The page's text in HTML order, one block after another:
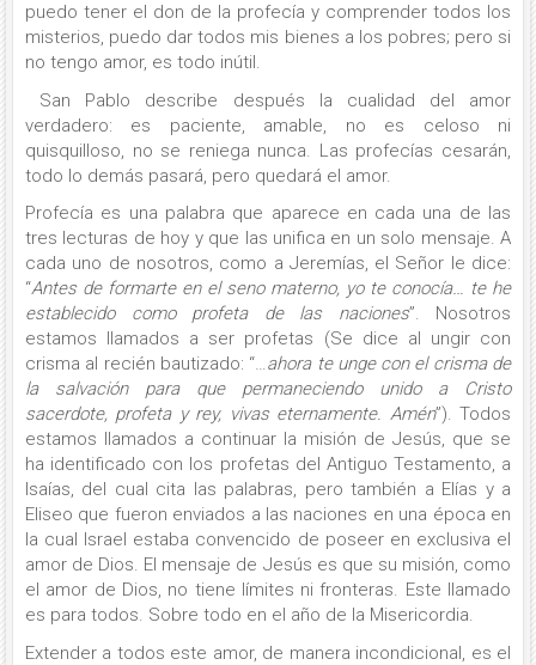
puedo tener el don de la profecía y comprender todos los
misterios, puedo dar todos mis bienes a los pobres; pero si
no tengo amor, es todo inútil.
San Pablo describe después la cualidad del amor
verdadero: es paciente, amable, no es celoso ni
quisquilloso, no se reniega nunca. Las profecías cesarán,
todo lo demás pasará, pero quedará el amor.
Profecía es una palabra que aparece en cada una de las
tres lecturas de hoy y que las unifica en un solo mensaje. A
cada uno de nosotros, como a Jeremías, el Señor le dice:
“Antes de formarte en el seno materno, yo te conocía… te he
establecido como profeta de las naciones”. Nosotros
estamos llamados a ser profetas (Se dice al ungir con
crisma al recién bautizado: “…ahora te unge con el crisma de
la salvación para que permaneciendo unido a Cristo
sacerdote, profeta y rey, vivas eternamente. Amén”). Todos
estamos llamados a continuar la misión de Jesús, que se
ha identificado con los profetas del Antiguo Testamento, a
Isaías, del cual cita las palabras, pero también a Elías y a
Eliseo que fueron enviados a las naciones en una época en
la cual Israel estaba convencido de poseer en exclusiva el
amor de Dios. El mensaje de Jesús es que su misión, como
el amor de Dios, no tiene límites ni fronteras. Este llamado
es para todos. Sobre todo en el año de la Misericordia.
Extender a todos este amor, de manera incondicional, es el